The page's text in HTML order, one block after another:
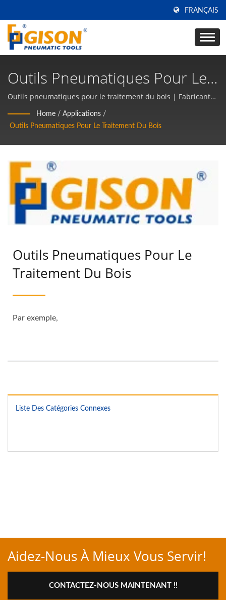
FRANÇAIS
Outils Pneumatiques Pour Le
Traitement Du Bois | Fabricant
D'outils Pneumatiques Et
Fabriqués À Taïwan | Gison
Outils pneumatiques pour le traitement du bois | Fabricant
d'outils pneumatiques et d'outils à air depuis 50 ans à
TAIWAN | Gison
Home / Applications /
Outils Pneumatiques Pour Le Traitement Du Bois
Outils Pneumatiques Pour Le
Traitement Du Bois
Par exemple,
Liste Des Catégories Connexes
Aidez-Nous À Mieux Vous Servir!
CONTACTEZ-NOUS MAINTENANT !!